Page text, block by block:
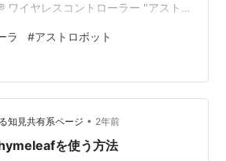
ワイヤレスコントローラー "アスト
ストロボットのモデルになりま
9月6日 価格：11,980円 リンク 開
、開封をしていきます。まずは箱の
です。アストロとボットがいっぱ
ていきます。 箱を開けたと…
ラ #アストロボット
知見共有系ページ • 2年前
を使う方法